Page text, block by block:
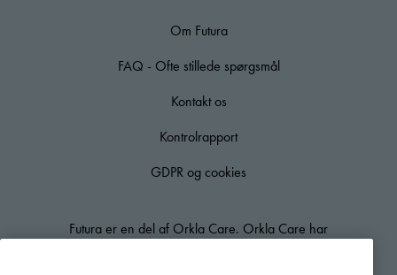
Om Futura
FAQ - Ofte stillede spørgsmål
Kontakt os
Kontrolrapport
GDPR og cookies
Futura er en del af Orkla Care. Orkla Care har